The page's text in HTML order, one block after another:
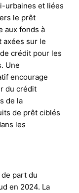
urbaines et liées
le prêt
aux fonds à
axées sur le
crédit pour les
Une
encourage
du crédit
de la
de prêt ciblés
les
de part du
en 2024. La